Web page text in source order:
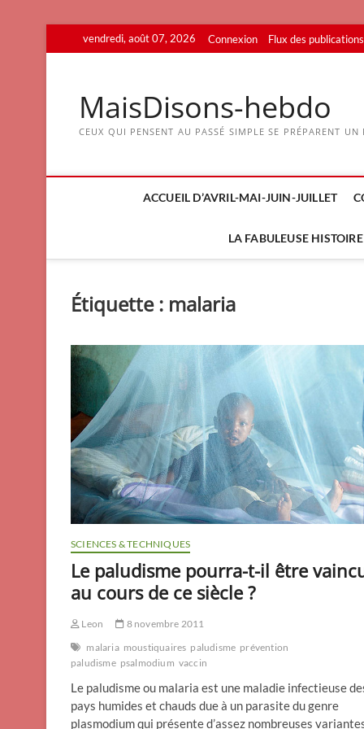
to
vendredi, août 07, 2026 Connexion Flux des publications
MaisDisons-hebdo
CEUX QUI PENSENT AU PASSÉ SIMPLE SE PRÉPARENT
ACCUEIL D’AVRIL-MAI-JUIN-JUILLET
LA FABULEUSE
Étiquette : malaria
SCIENCES & TECHNIQUES
Le paludisme pourra-t-il être
au cours de ce siècle ?
Leon
8 novembre 2011
malaria moustiquaires paludisme prévention
paludisme psalmodium vaccin
Le paludisme ou malaria est une maladie infectieuse
pays humides et chauds due à un parasite du genre
plasmodium qui présente d’assez nombreuses